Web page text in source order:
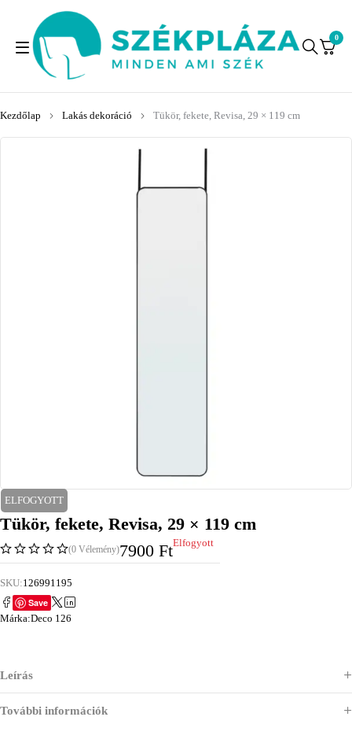
0
Kezdőlap Lakás dekoráció Tükör, fekete, Revisa, 29 × 119 cm
ELFOGYOTT
Tükör, fekete, Revisa, 29 × 119 cm
(0 Vélemény)7900 FtElfogyott
SKU:126991195
Save
Márka:Deco 126
Leírás
További információk